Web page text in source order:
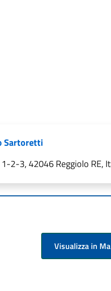
Sartoretti
2-3, 42046 Reggiolo RE,
Visualizza in